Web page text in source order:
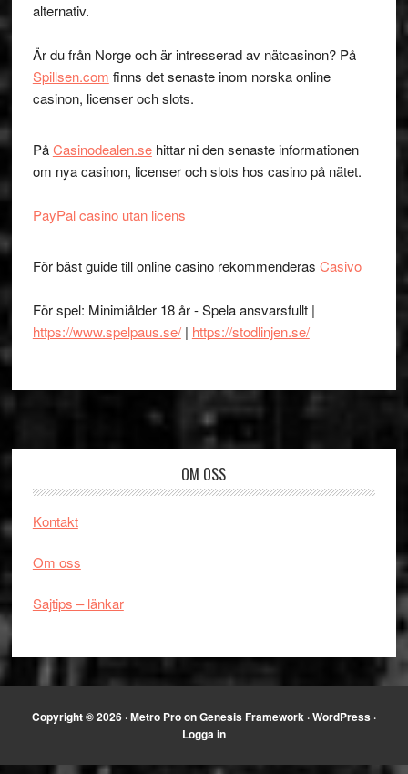
alternativ.
Är du från Norge och är intresserad av nätcasinon? På
Spillsen.com finns det senaste inom norska online
casinon, licenser och slots.
PåCasinodealen.sehittar ni den senaste informationen
om nya casinon, licenser och slots hos casino på nätet.
PayPal casino utan licens
För bäst guide till online casino rekommenderas Casivo
För spel: Minimiålder 18 år - Spela ansvarsfullt |
https://www.spelpaus.se/| https://stodlinjen.se/
OM OSS
Kontakt
Om oss
Sajtips – länkar
Copyright © 2026 ·Metro ProonGenesis Framework ·WordPress ·
Logga in